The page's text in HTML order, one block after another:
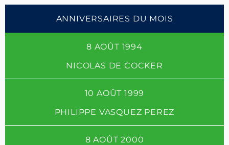
ANNIVERSAIRES DU MOIS
8 AOÛT 1994
NICOLAS DE COCKER
10 AOÛT 1999
PHILIPPE VASQUEZ PEREZ
8 AOÛT 2000